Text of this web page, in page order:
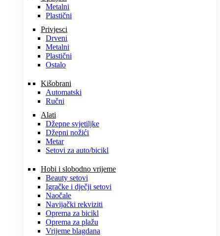
Metalni
Plastični
Privjesci
Drveni
Metalni
Plastični
Ostalo
Kišobrani
Automatski
Ručni
Alati
Džepne svjetiljke
Džepni nožići
Metar
Setovi za auto/bicikl
Hobi i slobodno vrijeme
Beauty setovi
Igračke i dječji setovi
Naočale
Navijački rekviziti
Oprema za bicikl
Oprema za plažu
Vrijeme blagdana